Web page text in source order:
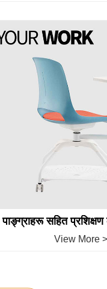
पाङ्ग्राहरू सहित प्रशिक्षण
View More >